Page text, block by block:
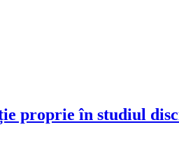
proprie în studiul